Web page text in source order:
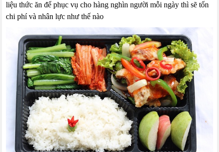
liệu thức ăn để phục vụ cho hàng nghìn người mỗi ngày thì sẽ tốn
chi phí và nhân lực như thế nào